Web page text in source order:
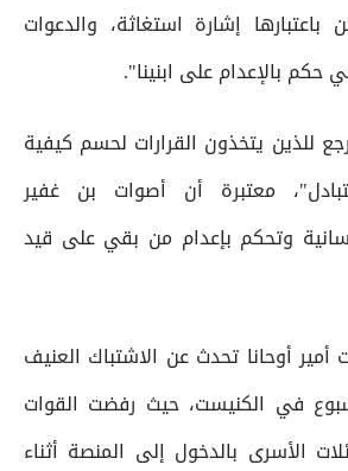
باعتبارها إشارة استغاثة، والدعوات
بالإعدام على ابنينا".
للذين يتخذون القرارات لحسم كيفية
معتبرة أن أصوات بن غفير
وتحكم بإعدام من بقي على قيد
أوحانا تحدث عن الاشتباك العنيف
في الكنيست، حيث رفضت القوات
الأسرى بالدخول إلى المنصة أثناء